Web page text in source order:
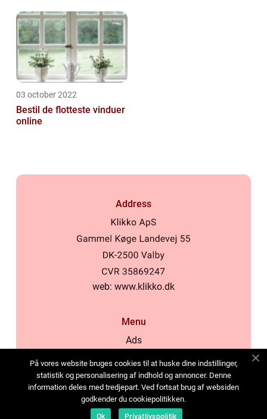
03 october 2022
Bestil de flotteste vinduer
online
Address
web: www.klikko.dk
Menu
Ads
Cookies
Contact
Sitemap
På vores website bruges cookies til at huske dine indstillinger,
statistik og personalisering af indhold og annoncer. Denne
information deles med tredjepart. Ved fortsat brug af websiden
godkender du cookiepolitikken.
Ok Privatlivspolitik